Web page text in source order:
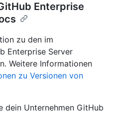
Enterprise
zu den im
Enterprise Server
Weitere Informationen
zu Versionen von
dein Unternehmen GitHub